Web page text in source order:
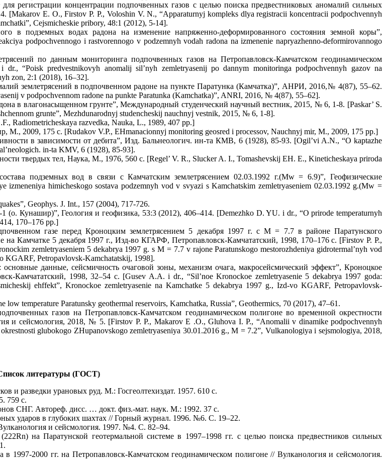
концентрации подпочвенных газов с целью поиска предвестниковых аномалий сильных
E. O., Firstov P. P., Voloshin V. N., “Apparaturnyj kompleks dlya registracii koncentracii podpochvennyh
Cejsmicheskie pribory, 48:1 (2012), 5-14].
подземных водах радона на изменение напряженно-деформированного состояния земной коры”,
podpochvennogo i rastvorennogo v podzemnyh vodah radona na izmenenie napryazhenno-deformirovannogo
по данным мониторинга подпочвенных газов на Петропавловск-Камчатском геодинамическом
“Poisk predvestnikovyh anomalij sil’nyh zemletryasenij po dannym monitoringa podpochvennyh gazov na
zon, 2:1 (2018), 16–32].
землетрясений в подпочвенном радоне на пункте Паратунка (Камчатка)”, АНРИ, 2016,№ 4(87), 55–62.
v podpochvennom radone na punkte Paratunka (Kamchatka)”, ANRI, 2016, № 4(87), 55–62].
в влагонасыщенном грунте”, Международный студенческий научный вестник, 2015, № 6, 1-8. [Paskar’ S.
grunte”, Mezhdunarodnyj studencheskij nauchnyj vestnik, 2015, № 6, 1-8].
Radiometricheskaya razvedka, Nauka, L., 1989, 407 pp.]
2009, 175 с. [Rudakov V.P., EHmanacionnyj monitoring geosred i processov, Nauchnyj mir, M., 2009, 175 pp.]
в зависимости от дебита”, Изд. Бальнеологич. ин-та КМВ, 6 (1928), 85-93. [Ogil’vi A.N., “O kaptazhe
in-ta KMV, 6 (1928), 85-93].
твердых тел, Наука, М., 1976, 560 с. [Regel’ V. R., Slucker A. I., Tomashevskij EH. E., Kineticheskaya priroda
подземных вод в связи с Камчатским землетрясением 02.03.1992 г.(Mw = 6.9)”, Геофизические
himicheskogo sostava podzemnyh vod v svyazi s Kamchatskim zemletryaseniem 02.03.1992 g.(Mw =
Geophys. J. Int., 157 (2004), 717-726.
Кунашир)”, Геология и геофизика, 53:3 (2012), 406–414. [Demezhko D. YU. i dr., “O prirode temperaturnyh
170–176 pp.]
газе перед Кроноцким землетрясением 5 декабря 1997 г. с M = 7.7 в районе Паратунского
на Камчатке 5 декабря 1997 г., Изд-во КГАРФ, Петропавловск-Камчататский, 1998, 170–176 с. [Firstov P. P.,
zemletryaseniem 5 dekabrya 1997 g. s M = 7.7 v rajone Paratunskogo mestorozhdeniya gidrotermal’nyh vod
KGARF, Petropavlovsk-Kamchatatskij, 1998].
данные, сейсмичность очаговой зоны, механизм очага, макросейсмический эффект”, Кроноцкое
Камчататский, 1998, 32–54 с. [Gusev A.A. i dr., “Sil’noe Kronockoe zemletryasenie 5 dekabrya 1997 goda:
ehffekt”, Kronockoe zemletryasenie na Kamchatke 5 dekabrya 1997 g., Izd-vo KGARF, Petropavlovsk-
temperature Paratunsky geothermal reservoirs, Kamchatka, Russia”, Geothermics, 70 (2017), 47–61.
газов на Петропавловск-Камчатском геодинамическом полигоне во временной окрестности
и сейсмология, 2018, № 5. [Firstov P. P., Makarov E .O., Gluhova I. P., “Anomalii v dinamike podpochvennyh
glubokogo ZHupanovskogo zemletryaseniya 30.01.2016 g., M = 7.2”, Vulkanologiya i sejsmologiya, 2018,
литературы (ГОСТ)
и разведки урановых руд. М.: Госгеолтехиздат. 1957. 610 c.
759 c.
СНГ. Автореф. дисс. … докт. физ.-мат. наук. М.: 1992. 37 c.
ударов в глубоких шахтах // Горный журнал. 1996. №6. С. 19–22.
и сейсмология. 1997. №4. С. 82–94.
на Паратунской геотермальной системе в 1997–1998 гг. с целью поиска предвестников сильных
1997-2000 гг. на Петропавловск-Камчатском геодинамическом полигоне // Вулканология и сейсмология.